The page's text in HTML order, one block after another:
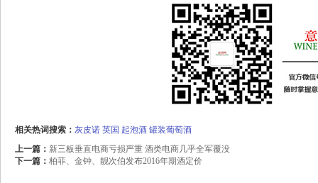
相关热词搜索： 灰皮诺 英国 起泡酒 罐装葡萄酒
上一篇： 新三板垂直电商亏损严重 酒类电商几乎全军覆没
下一篇： 柏菲、金钟、靓次伯发布2016年期酒定价